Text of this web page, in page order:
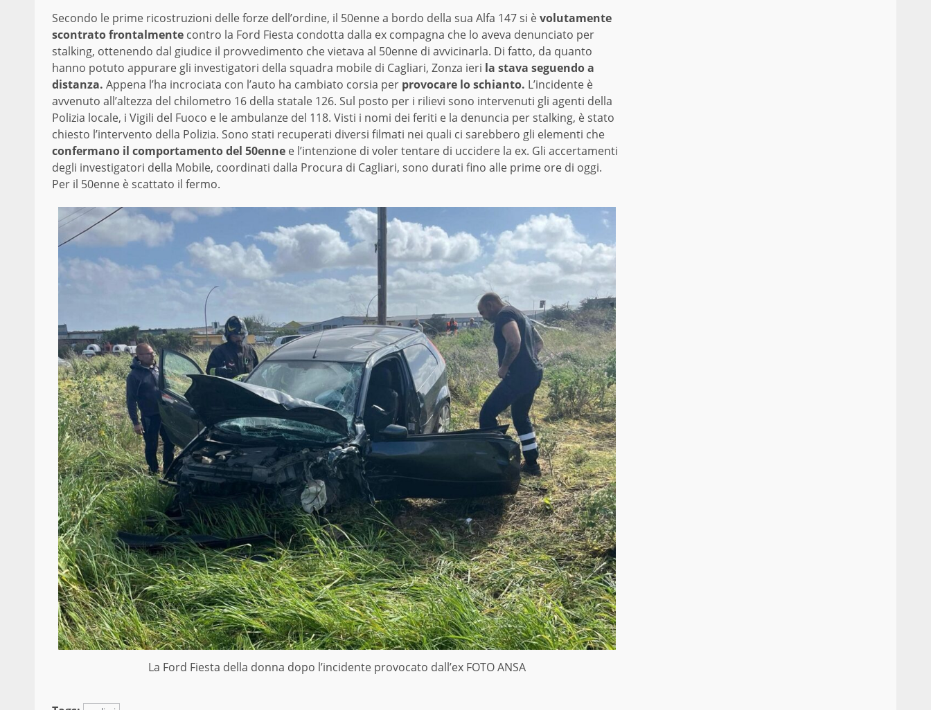
Secondo le prime ricostruzioni delle forze dell’ordine, il 50enne a bordo della sua Alfa 147 si èvolutamente
scontrato frontalmente contro la Ford Fiesta condotta dalla ex compagna che lo aveva denunciato per
stalking, ottenendo dal giudice il provvedimento che vietava al 50enne di avvicinarla. Di fatto, da quanto
hanno potuto appurare gli investigatori della squadra mobile di Cagliari, Zonza ieri la stava seguendo a
distanza. Appena l’ha incrociata con l’auto ha cambiato corsia per provocare lo schianto. L’incidente è
avvenuto all’altezza del chilometro 16 della statale 126. Sul posto per i rilievi sono intervenuti gli agenti della
Polizia locale, i Vigili del Fuoco e le ambulanze del 118. Visti i nomi dei feriti e la denuncia per stalking, è stato
chiesto l’intervento della Polizia. Sono stati recuperati diversi filmati nei quali ci sarebbero gli elementi che
confermano il comportamento del 50enne e l’intenzione di voler tentare di uccidere la ex. Gli accertamenti
degli investigatori della Mobile, coordinati dalla Procura di Cagliari, sono durati fino alle prime ore di oggi.
Per il 50enne è scattato il fermo.
La Ford Fiesta della donna dopo l’incidente provocato dall’ex FOTO ANSA